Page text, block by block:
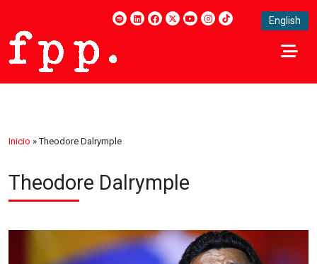
English
Inicio »Theodore Dalrymple
Theodore Dalrymple